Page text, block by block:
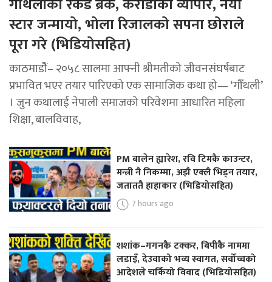
स्टार जन्मायो, भोला रिजालको सपना छोराले
पूरा गरे (भिडियोसहित)
काठमाडोैं– २०५८ सालमा आफ्नी श्रीमतीको जीवनसंघर्षबाट
प्रभावित भएर तयार पारिएको एक सामाजिक कथा हो— ‘गौँथली’
। जुन कथालाई नेपाली समाजको परिवेशमा आधारित महिला
शिक्षा, बालविवाह,
PM बालेन ह्यारेश, रवि टिमकै काउन्टर,
मन्त्री नै निकम्मा, अझै एक्लै भिड्न तयार,
जताततै हाहाकार (भिडियोसहित)
7 hours ago
शशांक–गगनकै टक्कर, बिपीकै नाममा
लडाइँ, देउवाको भव्य स्वागत, सर्वोच्चको
आदेशले चर्कियो विवाद (भिडियोसहित)